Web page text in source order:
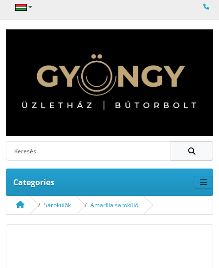
Categories
Sarokülők Amarilla sarokülő